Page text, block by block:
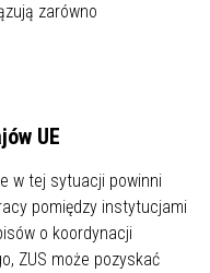
zarówno
UE
w tej sytuacji powinni
pomiędzy instytucjami
o koordynacji
ZUS może pozyskać